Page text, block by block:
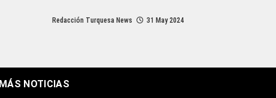
Redacción Turquesa News 31 May 2024
MÁS NOTICIAS